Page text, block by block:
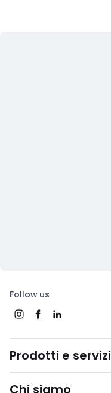
Follow us
Prodotti e servizi
Chi siamo